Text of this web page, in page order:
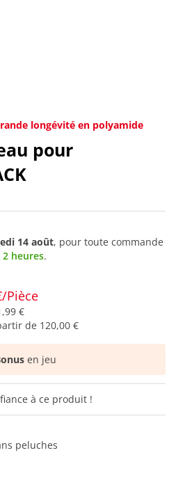
longévité en polyamide
pour
14 août, pour toute commande
heures.
Pièce
€
de 120,00 €
en jeu
à ce produit !
peluches